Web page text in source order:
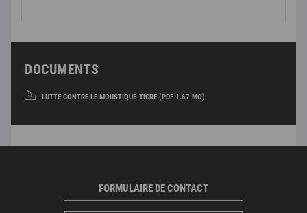
DOCUMENTS
LUTTE CONTRE LE MOUSTIQUE-TIGRE (PDF 1.67 MO)
FORMULAIRE DE CONTACT